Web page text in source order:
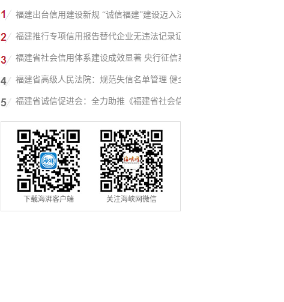
福建出台信用建设新规 “诚信福建”建设迈入法
治化新阶段
福建推行专项信用报告替代企业无违法记录证
明改革成效显著
福建省社会信用体系建设成效显著 央行征信系
统赋能实体经济
福建省高级人民法院：规范失信名单管理 健全
信用修复机制
福建省诚信促进会：全力助推《福建省社会信
用条例》落地见效
下载海湃客户端 关注海峡网微信